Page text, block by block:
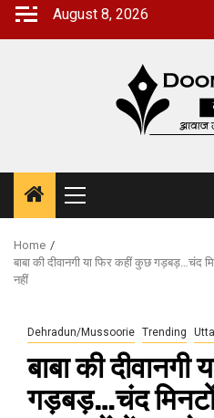
Skip
August 8, 2026
Primary
Menu
Home
बाबा की दीवानगी या फिर कहीं कुछ गड़बड़…चंद
नहीं
Dehradun/Mussoorie Trending
बाबा की
गड़बड़…चंद